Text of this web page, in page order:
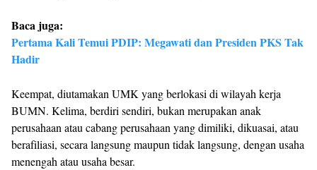
Baca juga:
Pertama Kali Temui PDIP: Megawati dan Presiden PKS Tak
Hadir
Keempat, diutamakan UMK yang berlokasi di wilayah kerja
BUMN. Kelima, berdiri sendiri, bukan merupakan anak
perusahaan atau cabang perusahaan yang dimiliki, dikuasai, atau
berafiliasi, secara langsung maupun tidak langsung, dengan usaha
menengah atau usaha besar.